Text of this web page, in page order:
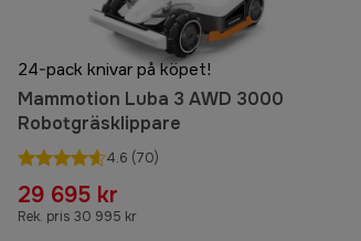
24-pack knivar på köpet!
Mammotion Luba 3 AWD 3000
Robotgräsklippare
4.6 (70)
29 695 kr
Rek. pris 30 995 kr